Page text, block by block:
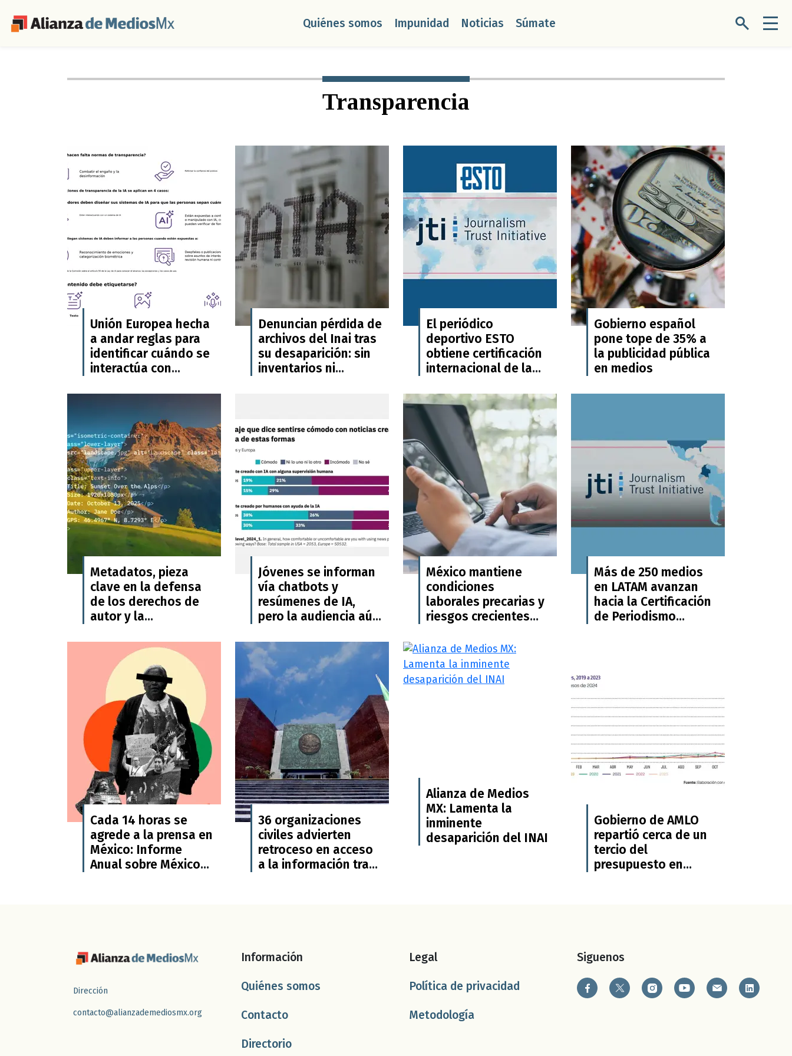
Quiénes somos Impunidad Noticias Súmate
Transparencia
Unión Europea hecha
a andar reglas para
identificar cuándo se
interactúa con
por IA
Denuncian pérdida de
archivos del Inai tras
su desaparición: sin
inventarios ni
El periódico
deportivo ESTO
obtiene certificación
internacional de la
Initiative (JTI)
Gobierno español
pone tope de 35% a
la publicidad pública
en medios
Metadatos, pieza
clave en la defensa
de los derechos de
autor y la
era de la IA
Jóvenes se informan
vía chatbots y
resúmenes de IA,
pero la audiencia aún
humana: Digital News
Report
México mantiene
condiciones
laborales precarias y
riesgos crecientes
News Report 2025
Más de 250 medios
en LATAM avanzan
hacia la Certificación
de Periodismo
Cada 14 horas se
agrede a la prensa en
México: Informe
Anual sobre México
36 organizaciones
civiles advierten
retroceso en acceso
a la información tras
Alianza de Medios
MX: Lamenta la
inminente
desaparición del INAI
Gobierno de AMLO
repartió cerca de un
tercio del
presupuesto en
Dirección
contacto@alianzademediosmx.org
Información
Quiénes somos
Contacto
Directorio
Legal
Política de privacidad
Metodología
Siguenos